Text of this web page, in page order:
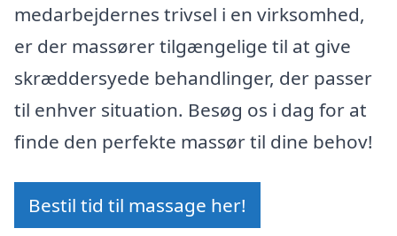
medarbejdernes trivsel i en virksomhed,
er der massører tilgængelige til at give
skræddersyede behandlinger, der passer
til enhver situation. Besøg os i dag for at
finde den perfekte massør til dine behov!
Bestil tid til massage her!